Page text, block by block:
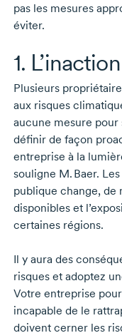
pas les mesures
éviter.
1. L’inaction
Plusieurs
aux risques
aucune mesure pour
définir de façon
entreprise à la
souligne M. Baer.
publique change, de
disponibles et
certaines régions.
Il y aura des
risques et adoptez
Votre entreprise
incapable de le
doivent cerner les